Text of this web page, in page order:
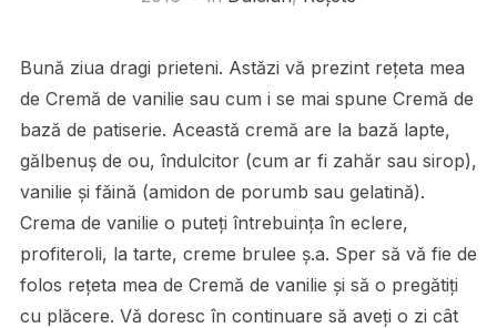
Bună ziua dragi prieteni. Astăzi vă prezint rețeta mea
de Cremă de vanilie sau cum i se mai spune Cremă de
bază de patiserie. Această cremă are la bază lapte,
gălbenuș de ou, îndulcitor (cum ar fi zahăr sau sirop),
vanilie și făină (amidon de porumb sau gelatină).
Crema de vanilie o puteți întrebuința în eclere,
profiteroli, la tarte, creme brulee ș.a. Sper să vă fie de
folos rețeta mea de Cremă de vanilie și să o pregătiți
cu plăcere. Vă doresc în continuare să aveți o zi cât